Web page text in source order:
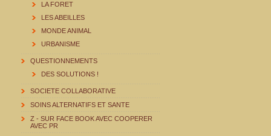
LA FORET
LES ABEILLES
MONDE ANIMAL
URBANISME
QUESTIONNEMENTS
DES SOLUTIONS !
SOCIETE COLLABORATIVE
SOINS ALTERNATIFS ET SANTE
Z - SUR FACE BOOK AVEC COOPERER
AVEC PR